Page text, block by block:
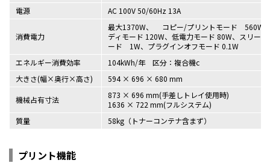
電源
AC 100V 50/60Hz 13A
消費電力
最大1370W、 コピー/プリントモード 560W
ディモード 120W、低電力モード 80W、スリープ
ード 1W、プラグインオフモード 0.1W
エネルギー消費効率
104kWh/年 区分：複合機c
大きさ(幅×奥行×高さ)
594 × 696 × 680 mm
機械占有寸法
873 × 696 mm(手差しトレイ使用時)
1636 × 722 mm(フルシステム)
質量
58kg（トナーコンテナ含まず）
プリント機能